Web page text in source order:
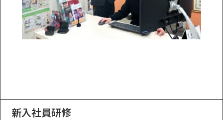
新入社員研修